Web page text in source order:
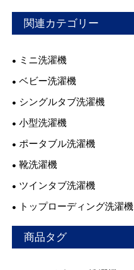
関連カテゴリー
ミニ洗濯機
ベビー洗濯機
シングルタブ洗濯機
小型洗濯機
ポータブル洗濯機
靴洗濯機
ツインタブ洗濯機
トップローディング洗濯機
商品タグ